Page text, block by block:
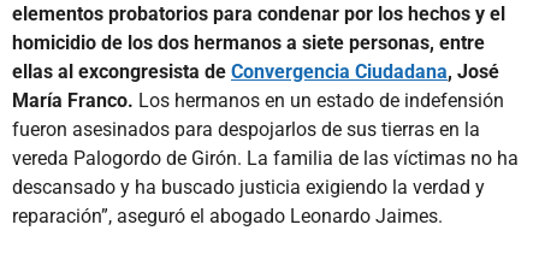
elementos probatorios para condenar por los hechos y el
homicidio de los dos hermanos a siete personas, entre
ellas al excongresista de Convergencia Ciudadana, José
María Franco. Los hermanos en un estado de indefensión
fueron asesinados para despojarlos de sus tierras en la
vereda Palogordo de Girón. La familia de las víctimas no ha
descansado y ha buscado justicia exigiendo la verdad y
reparación”, aseguró el abogado Leonardo Jaimes.